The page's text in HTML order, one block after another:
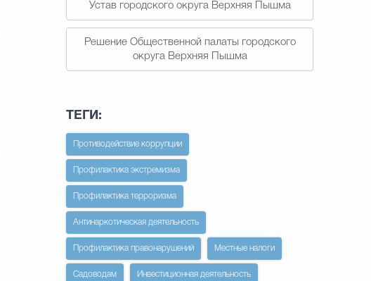
Устав городского округа Верхняя Пышма
Решение Общественной палаты городского
округа Верхняя Пышма
ТЕГИ:
Противодействие коррупции
Профилактика экстремизма
Профилактика терроризма
Антинаркотическая деятельность
Профилактика правонарушений Местные налоги
Садоводам Инвестиционная деятельность